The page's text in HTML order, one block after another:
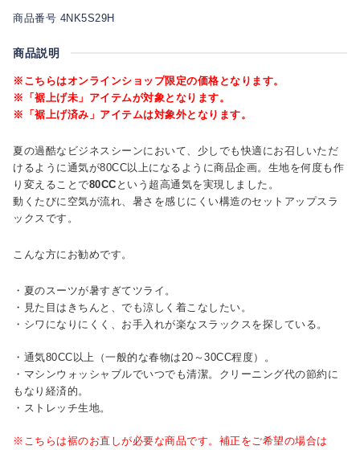
商品番号 4NK5S29H
商品説明
※こちらはオンラインショップ限定の価格となります。
※「裾上げ未」アイテムが対象となります。
※「裾上げ済み」アイテムは対象外となります。
夏の過酷なビジネスシーンにおいて、少しでも快適にお召しいただ
けるように通気が80CC以上になるように商品企画。生地を何度も作
り変えることで80CC という超高通気を実現しました。
動くたびに空気が流れ、暑さを感じにくい構造のセットアップスラ
ックスです。
こんな方にお勧めです。
・夏のスーツが暑すぎてツライ。
・見た目はきちんと、でも涼しく着こなしたい。
・シワになりにくく、お手入れが楽なスラックスを探している。
・通気80CC以上（一般的な春物は20～30CC程度）。
・マシンウォッシャブルでいつでも清潔。クリーニング代の節約に
もなり経済的。
・ストレッチ生地。
※こちらは裾のお直しが必要な商品です。補正をご希望の場合は